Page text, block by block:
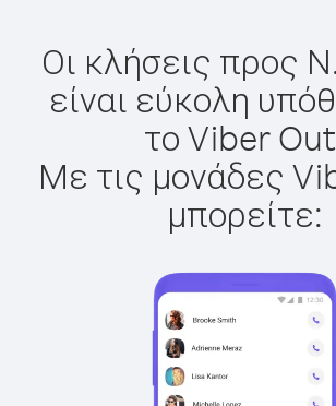
Οι κλήσεις προς
είναι εύκολη
το Viber
Με τις μονάδες
μπορείτε: